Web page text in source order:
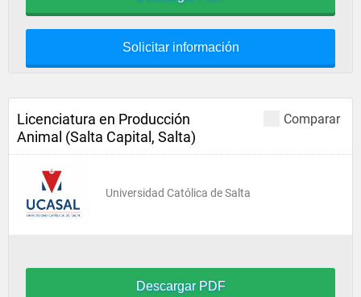
Solicitar información
Comparar
Licenciatura en Producción
Animal (Salta Capital, Salta)
Universidad Católica de Salta
Descargar PDF